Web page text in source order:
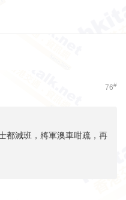
76#
都減班，將軍澳車咁疏，再